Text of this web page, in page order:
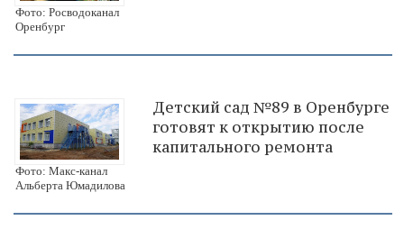
Фото: Росводоканал
Оренбург
Фото: Макс-канал
Альберта Юмадилова
Детский сад №89 в Оренбурге
готовят к открытию после
капитального ремонта